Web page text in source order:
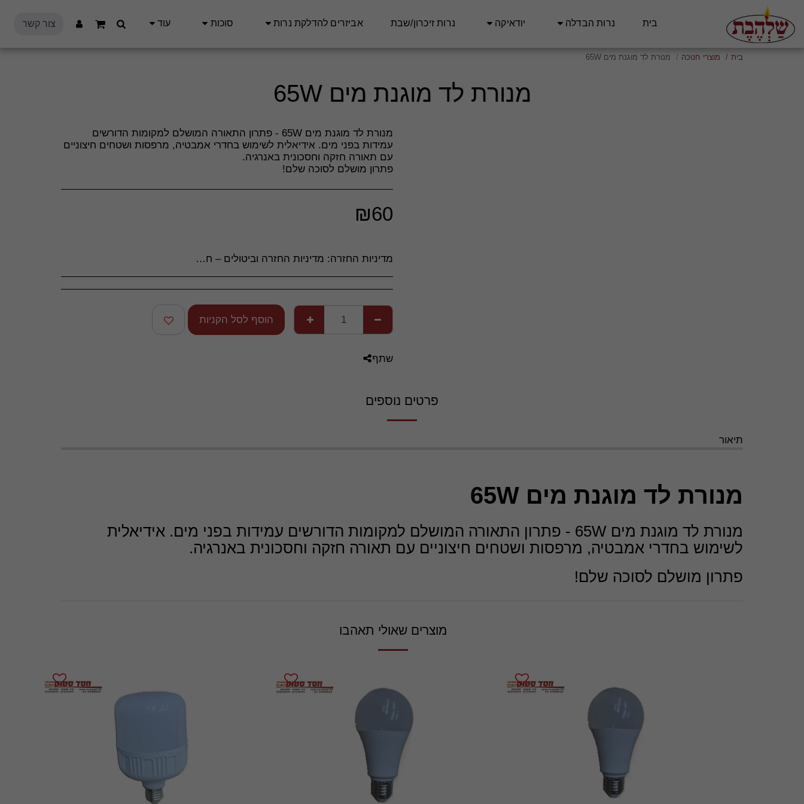
בית נרות הבדלה יודאיקה נרות זיכרון/שבת אביזרים להדלקת נרות סוכות עוד צור קשר
בית מוצרי חנוכה מנורת לד מוגנת מים 65W
מנורת לד מוגנת מים 65W
מנורת לד מוגנת מים 65W - פתרון התאורה המושלם למקומות הדורשים
עמידות בפני מים. אידיאלית לשימוש בחדרי אמבטיה, מרפסות ושטחים חיצוניים
פתרון מושלם לסוכה שלם!
₪60
מדיניות החזרה: מדיניות החזרה וביטולים – חסד סטוק **כללי** חסד סטוק מחויבים לשביעות רצונם של לקוחותינו ועושים את מירב המאמצים לספק מוצרים איכותיים ושירות מעולה. יחד עם זאת, במידה ואינך מרוצה מהרכישה, ניתן להחזיר או להחליף מוצרים בהתאם למדיניות זו. **ביטול עסקה לפני משלוח** - ניתן לבטל הזמנה כל עוד היא לא נשלחה, באמצעות פנייה לשירות הלקוחות דרך &quot;צור קשר&quot; באתר או במייל. - במקרה של ביטול טרם המשלוח, יוחזר הסכום המלא ששולם עבור ההזמנה, למעט עמלות סליקה, אם קיימות. **החזרת מוצרים לאחר קבלתם** - ניתן להחזיר מוצרים בתוך **14 יום** מיום קבלתם, בתנאי שהם באריזתם המקורית, שלמים, לא נעשה בהם שימוש ולא נפגעו. - החזרת המוצר תעשה על חשבון הלקוח, אלא אם מדובר בפגם בייצור או בטעות במשלוח מצדנו. **מוצרים שלא ניתן להחזיר** - מוצרים מתכלים (כגון מזון, צמחים, פרחים). - מוצרי היגיינה חד-פעמיים שנפתחו. - מוצרים בהזמנה אישית או בהתאמה מיוחדת ללקוח. **החזר כספי** - החזר יבוצע בתוך **14 ימי עסקים** מיום קבלת המוצר חזרה ובדיקתו. - ההחזר יינתן באותו אמצעי תשלום בו בוצעה העסקה, בניכוי **5% או 100 ש&quot;ח** (הנמוך מביניהם), בהתאם לחוק. - דמי משלוח לא יוחזרו. **החלפת מוצרים** - ניתן להחליף מוצרים תוך 14 יום מקבלתם, בהתאם לזמינות במלאי. - במקרה של החלפה, על הלקוח לשאת בעלויות המשלוח הנוספות. **יצירת קשר** לכל שאלה בנוגע להחזרה, ביטול או החלפה, ניתן לפנות לשירות הלקוחות שלנו דרך &quot;צור קשר&quot; באתר או במייל: chesedstock15@gmail.com
הוסף לסל הקניות
שתף
פרטים נוספים
תיאור
מנורת לד מוגנת מים 65W
מנורת לד מוגנת מים 65W - פתרון התאורה המושלם למקומות הדורשים עמידות בפני מים. אידיאלית
לשימוש בחדרי אמבטיה, מרפסות ושטחים חיצוניים עם תאורה חזקה וחסכונית באנרגיה.
פתרון מושלם לסוכה שלם!
מוצרים שאולי תאהבו